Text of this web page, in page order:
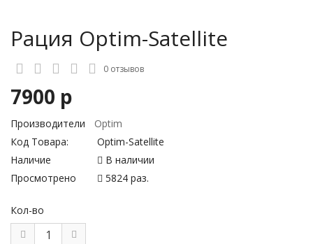
Рация Optim-Satellite
0 отзывов
7900 р
Производители
Optim
Код Товара:
Optim-Satellite
Наличие
В наличии
Просмотрено
5824 раз.
Кол-во